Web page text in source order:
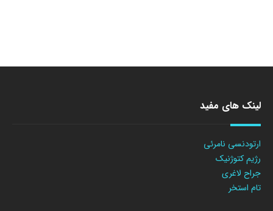
لینک های مفید
ارتودنسی نامرئی
رژیم کتوژنیک
جراح لاغری
تام استخر